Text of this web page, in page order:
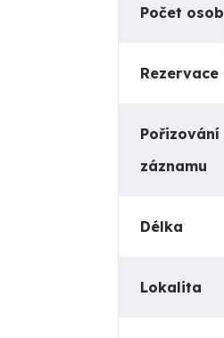
Počet osob
Rezervace
Pořizování
záznamu
Délka
Lokalita